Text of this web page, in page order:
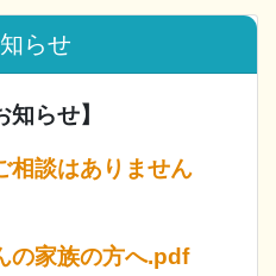
らせ
知らせ】
相談はありません
の家族の方へ.pdf